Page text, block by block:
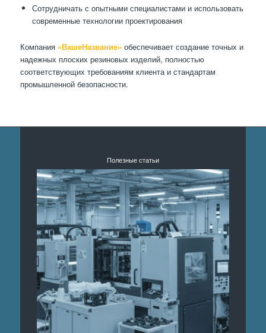
Сотрудничать с опытными специалистами и использовать
современные технологии проектирования
Компания «ВашеНазвание» обеспечивает создание точных и
надежных плоских резиновых изделий, полностью
соответствующих требованиям клиента и стандартам
промышленной безопасности.
Полезные статьи